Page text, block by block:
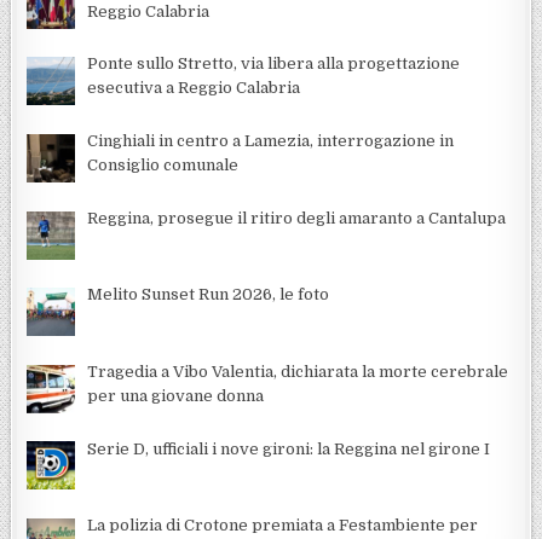
Reggio Calabria
Ponte sullo Stretto, via libera alla progettazione
esecutiva a Reggio Calabria
Cinghiali in centro a Lamezia, interrogazione in
Consiglio comunale
Reggina, prosegue il ritiro degli amaranto a Cantalupa
Melito Sunset Run 2026, le foto
Tragedia a Vibo Valentia, dichiarata la morte cerebrale
per una giovane donna
Serie D, ufficiali i nove gironi: la Reggina nel girone I
La polizia di Crotone premiata a Festambiente per